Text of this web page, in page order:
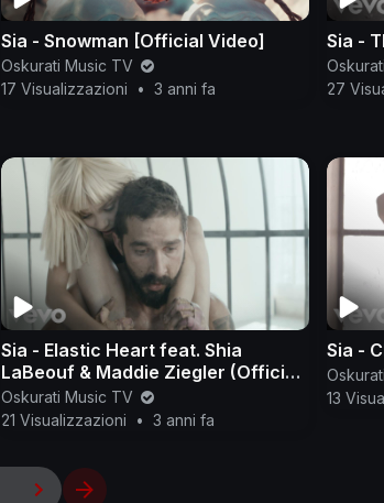
Sia - Snowman [Official Video]
Oskurati Music TV
17 Visualizzazioni
• 3 anni fa
Sia -
27
Sia - Elastic Heart feat. Shia
LaBeouf & Maddie Ziegler (Official
Video)
Oskurati Music TV
21 Visualizzazioni
• 3 anni fa
Sia -
13